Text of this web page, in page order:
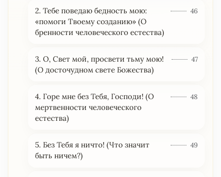
2. Тебе поведаю бедность мою:
«помоги Твоему созданию» (О
бренности человеческого естества)
46
3. О, Свет мой, просвети тьму мою!
(О досточудном свете Божества)
47
4. Горе мне без Тебя, Господи! (О
мертвенности человеческого
естества)
48
5. Без Тебя я ничто! (Что значит
быть ничем?)
49